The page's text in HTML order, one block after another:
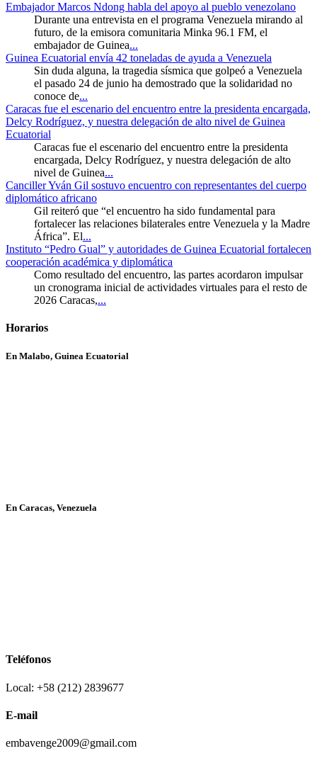
Embajador Marcos Ndong habla del apoyo al pueblo venezolano
Durante una entrevista en el programa Venezuela mirando al
futuro, de la emisora comunitaria Minka 96.1 FM, el
embajador de Guinea...
Guinea Ecuatorial envía 42 toneladas de ayuda a Venezuela
Sin duda alguna, la tragedia sísmica que golpeó a Venezuela
el pasado 24 de junio ha demostrado que la solidaridad no
conoce de...
Caracas fue el escenario del encuentro entre la presidenta encargada,
Delcy Rodríguez, y nuestra delegación de alto nivel de Guinea
Ecuatorial
Caracas fue el escenario del encuentro entre la presidenta
encargada, Delcy Rodríguez, y nuestra delegación de alto
nivel de Guinea...
Canciller Yván Gil sostuvo encuentro con representantes del cuerpo
diplomático africano
Gil reiteró que “el encuentro ha sido fundamental para
fortalecer las relaciones bilaterales entre Venezuela y la Madre
África”. El...
Instituto “Pedro Gual” y autoridades de Guinea Ecuatorial fortalecen
cooperación académica y diplomática
Como resultado del encuentro, las partes acordaron impulsar
un cronograma inicial de actividades virtuales para el resto de
2026 Caracas,...
Horarios
En Malabo, Guinea Ecuatorial
En Caracas, Venezuela
Teléfonos
Local: +58 (212) 2839677
E-mail
embavenge2009@gmail.com